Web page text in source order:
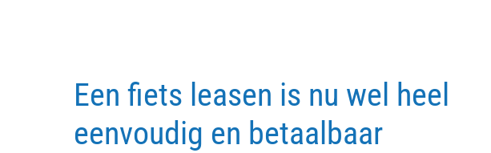
Een fiets leasen is nu wel heel
eenvoudig en betaalbaar